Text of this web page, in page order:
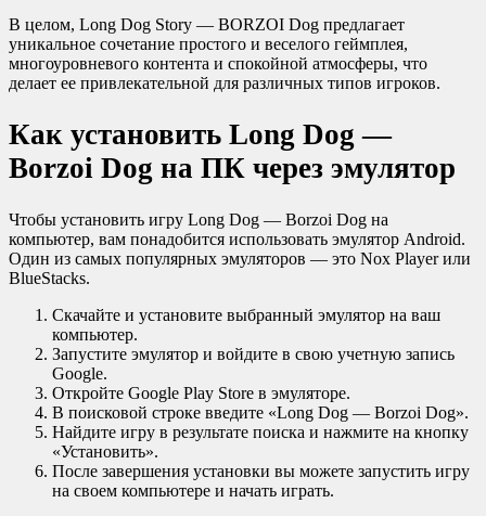
В целом, Long Dog Story — BORZOI Dog предлагает
уникальное сочетание простого и веселого геймплея,
многоуровневого контента и спокойной атмосферы, что
делает ее привлекательной для различных типов игроков.
Как установить Long Dog —
Borzoi Dog на ПК через эмулятор
Чтобы установить игру Long Dog — Borzoi Dog на
компьютер, вам понадобится использовать эмулятор Android.
Один из самых популярных эмуляторов — это Nox Player или
BlueStacks.
Скачайте и установите выбранный эмулятор на ваш
компьютер.
Запустите эмулятор и войдите в свою учетную запись
Google.
Откройте Google Play Store в эмуляторе.
В поисковой строке введите «Long Dog — Borzoi Dog».
Найдите игру в результате поиска и нажмите на кнопку
«Установить».
После завершения установки вы можете запустить игру
на своем компьютере и начать играть.